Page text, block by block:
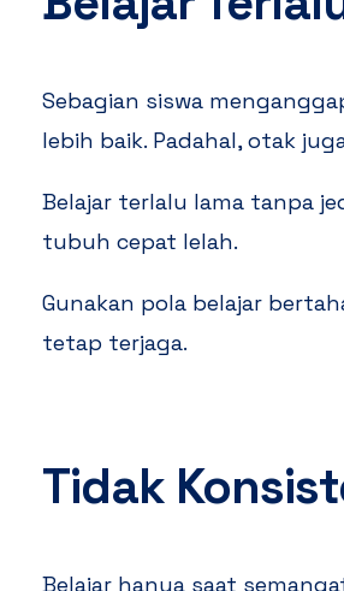
Sebagian siswa
lebih baik. Padahal, otak
Belajar terlalu lama tanpa
tubuh cepat lelah.
Gunakan pola belajar
tetap terjaga.
Tidak
Belajar hanya saat